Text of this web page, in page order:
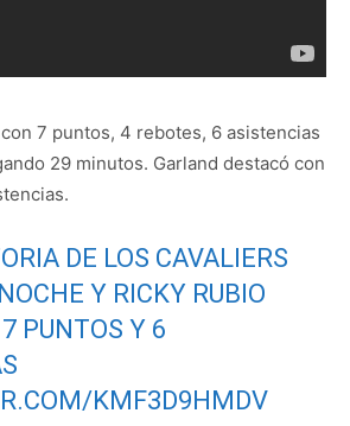
7 puntos, 4 rebotes, 6 asistencias
29 minutos. Garland destacó con
DE LOS CAVALIERS
Y RICKY RUBIO
PUNTOS Y 6
KMF3D9HMDV